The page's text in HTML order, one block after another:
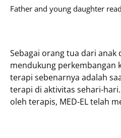
Father and young daughter
Sebagai orang tua dari
mendukung perkembangan
terapi sebenarnya adalah
terapi di aktivitas sehari-
oleh terapis, MED-EL telah